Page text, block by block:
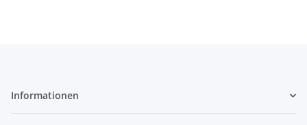
Informationen